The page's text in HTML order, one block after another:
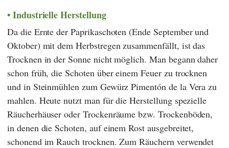
Industrielle Herstellung
Da die Ernte der Paprikaschoten (Ende September und
Oktober) mit dem Herbstregen zusammenfällt, ist das
Trocknen in der Sonne nicht möglich. Man begann daher
schon früh, die Schoten über einem Feuer zu trocknen
und in Steinmühlen zum Gewürz Pimentón de la Vera zu
mahlen. Heute nutzt man für die Herstellung spezielle
Räucherhäuser oder Trockenräume bzw. Trockenböden,
in denen die Schoten, auf einem Rost ausgebreitet,
schonend im Rauch trocknen. Zum Räuchern verwendet